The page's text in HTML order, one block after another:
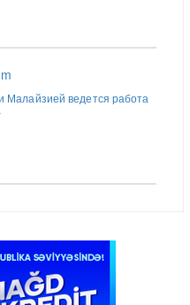
ведется работа